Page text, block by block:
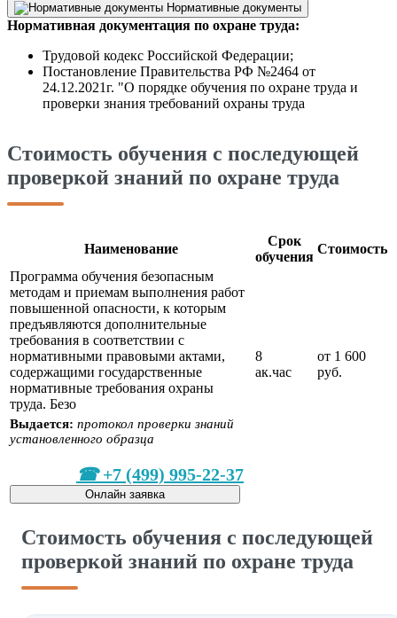
Нормативные документы
Нормативная документация по охране труда:
Трудовой кодекс Российской Федерации;
Постановление Правительства РФ №2464 от
24.12.2021г. "О порядке обучения по охране труда и
проверки знания требований охраны труда
Стоимость обучения с последующей
проверкой знаний по охране труда
Наименование
Срок
обучения
Стоимость
Программа обучения безопасным
методам и приемам выполнения работ
повышенной опасности, к которым
предъявляются дополнительные
требования в соответствии с
нормативными правовыми актами,
содержащими государственные
нормативные требования охраны
труда. Безо
Выдается: протокол проверки знаний
установленного образца
8
ак.час
от 1 600
руб.
+7 (499) 995-22-37
Онлайн заявка
Стоимость обучения с последующей
проверкой знаний по охране труда